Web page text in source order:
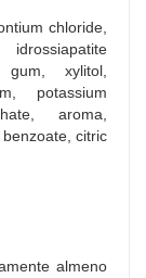
chloride,
xylitol,
potassium
aroma,
citric
almeno